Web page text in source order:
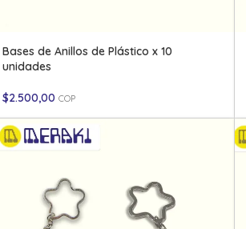
Bases de Anillos de Plástico x 10
unidades
$2.500,00 COP